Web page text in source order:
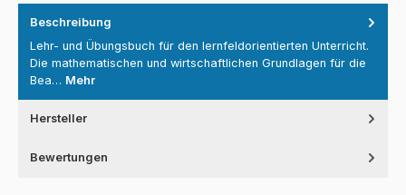
Beschreibung
Lehr- und Übungsbuch für den lernfeldorientierten Unterricht.
Die mathematischen und wirtschaftlichen Grundlagen für die
Bea… Mehr
Hersteller
Bewertungen